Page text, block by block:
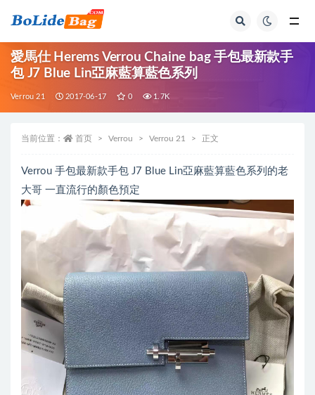
愛馬仕 Herems Verrou Chaine bag 手包最新款手
包 J7 Blue Lin亞麻藍算藍色系列
Verrou 21 2017-06-17 0 1.7K
当前位置： 首页 Verrou Verrou 21 正文
Verrou 手包最新款手包 J7 Blue Lin亞麻藍算藍色系列的老
大哥 一直流行的顏色預定